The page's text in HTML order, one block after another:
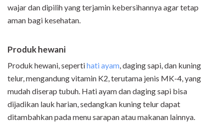
wajar dan dipilih yang terjamin kebersihannya agar tetap
aman bagi kesehatan.
Produk hewani
Produk hewani, sepertihati ayam, daging sapi, dan kuning
telur, mengandung vitamin K2, terutama jenis MK-4, yang
mudah diserap tubuh. Hati ayam dan daging sapi bisa
dijadikan lauk harian, sedangkan kuning telur dapat
ditambahkan pada menu sarapan atau makanan lainnya.